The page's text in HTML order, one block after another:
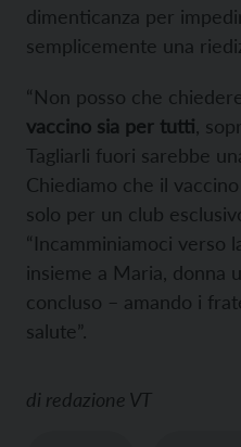
dimenticanza per
semplicemente una
“Non posso che
vaccino sia per tutti ,
Tagliarli fuori sarebbe
Chiediamo che il
solo per un club
“Incamminiamoci verso
insieme a Maria, donna
concluso – amando i
salute”.
di redazione VT